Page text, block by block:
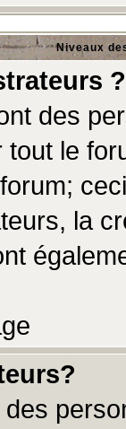
Niveaux
?
des
le
la